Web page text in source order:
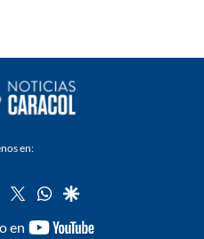
en:
instagram
twitterwhatsapp
google
en
youtube-